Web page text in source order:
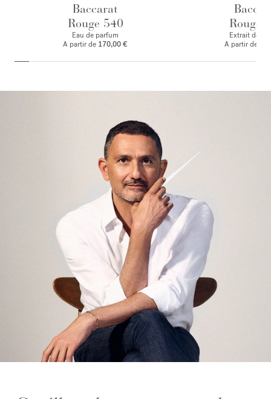
Baccarat
Rouge 540
Eau de parfum
A partir de 170,00 €
Rouge
Extrait de
A partir de